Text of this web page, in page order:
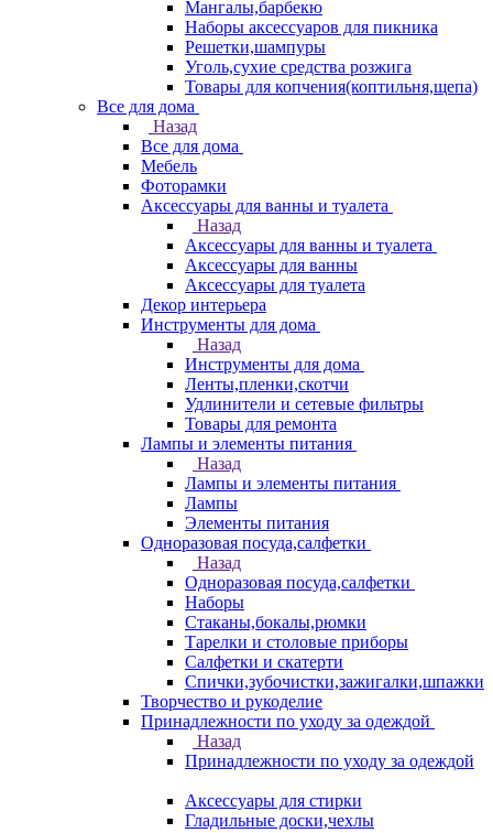
Мангалы,барбекю
Наборы аксессуаров для пикника
Решетки,шампуры
Уголь,сухие средства розжига
Товары для копчения(коптильня,щепа)
Все для дома
Назад
Все для дома
Мебель
Фоторамки
Аксессуары для ванны и туалета
Назад
Аксессуары для ванны и туалета
Аксессуары для ванны
Аксессуары для туалета
Декор интерьера
Инструменты для дома
Назад
Инструменты для дома
Ленты,пленки,скотчи
Удлинители и сетевые фильтры
Товары для ремонта
Лампы и элементы питания
Назад
Лампы и элементы питания
Лампы
Элементы питания
Одноразовая посуда,салфетки
Назад
Одноразовая посуда,салфетки
Наборы
Стаканы,бокалы,рюмки
Тарелки и столовые приборы
Салфетки и скатерти
Спички,зубочистки,зажигалки,шпажки
Творчество и рукоделие
Принадлежности по уходу за одеждой
Назад
Принадлежности по уходу за одеждой
Аксессуары для стирки
Гладильные доски,чехлы